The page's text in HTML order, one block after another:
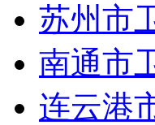
苏州市
南通市
连云港